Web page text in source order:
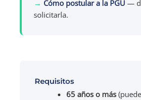
→ Cómo postular a la PGU —
solicitarla.
Requisitos
65 años o más